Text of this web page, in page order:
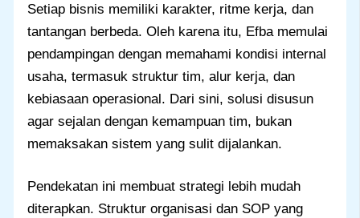
Setiap bisnis memiliki karakter, ritme kerja, dan
tantangan berbeda. Oleh karena itu, Efba memulai
pendampingan dengan memahami kondisi internal
usaha, termasuk struktur tim, alur kerja, dan
kebiasaan operasional. Dari sini, solusi disusun
agar sejalan dengan kemampuan tim, bukan
memaksakan sistem yang sulit dijalankan.
Pendekatan ini membuat strategi lebih mudah
diterapkan. Struktur organisasi dan SOP yang